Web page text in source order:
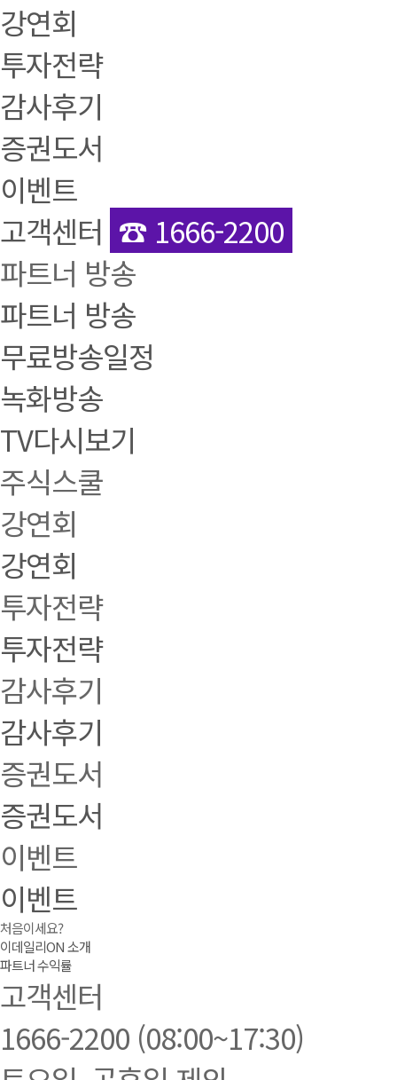
강연회
투자전략
감사후기
증권도서
이벤트
고객센터 ☎ 1666-2200
파트너 방송
파트너 방송
무료방송일정
녹화방송
TV다시보기
주식스쿨
강연회
강연회
투자전략
투자전략
감사후기
감사후기
증권도서
증권도서
이벤트
이벤트
처음이세요?
이데일리ON 소개
파트너 수익률
고객센터
1666-2200 (08:00~17:30)